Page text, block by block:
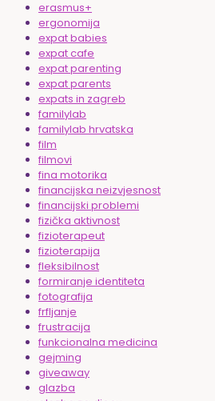
erasmus+
ergonomija
expat babies
expat cafe
expat parenting
expat parents
expats in zagreb
familylab
familylab hrvatska
film
filmovi
fina motorika
financijska neizvjesnost
financijski problemi
fizička aktivnost
fizioterapeut
fizioterapija
fleksibilnost
formiranje identiteta
fotografija
frfljanje
frustracija
funkcionalna medicina
gejming
giveaway
glazba